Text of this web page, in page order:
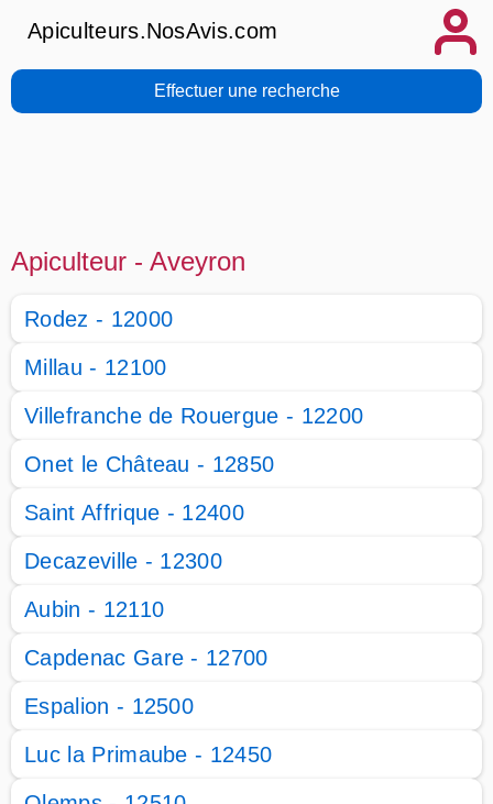
Apiculteurs.NosAvis.com
Effectuer une recherche
Apiculteur - Aveyron
Rodez - 12000
Millau - 12100
Villefranche de Rouergue - 12200
Onet le Château - 12850
Saint Affrique - 12400
Decazeville - 12300
Aubin - 12110
Capdenac Gare - 12700
Espalion - 12500
Luc la Primaube - 12450